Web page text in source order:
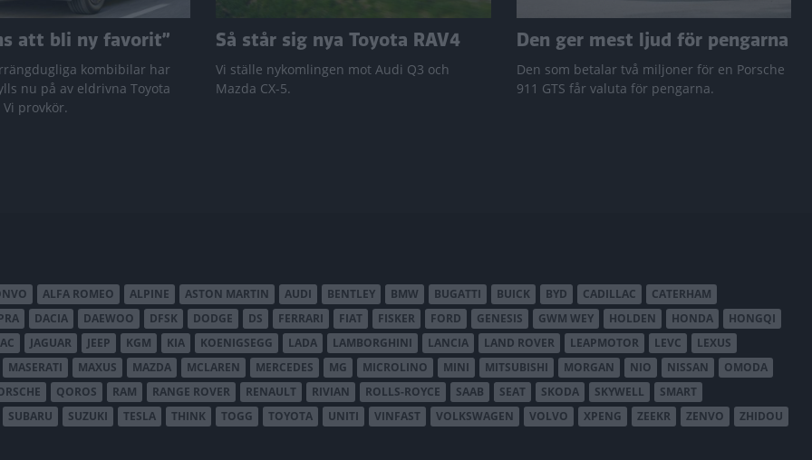
att bli ny favorit”
kombibilar har
nu på av eldrivna Toyota
provkör.
Så står sig nya Toyota RAV4
Vi ställe nykomlingen mot Audi Q3 och
Mazda CX-5.
Den ger mest ljud för pengarna
Den som betalar två miljoner för en Porsche
911 GTS får valuta för pengarna.
ALFA ROMEO ALPINE ASTON MARTIN AUDI BENTLEY BMW BUGATTI BUICK BYD CADILLAC
CATERHAM
DACIA DAEWOO DFSK DODGE DS FERRARI FIAT FISKER FORD GENESIS GWM WEY HOLDEN HONDA
HONGQI
JAGUAR JEEP KGM KIA KOENIGSEGG LADA LAMBORGHINI LANCIA LAND ROVER LEAPMOTOR LEVC
LEXUS
MASERATI MAXUS MAZDA MCLAREN MERCEDES MG MICROLINO MINI MITSUBISHI MORGAN NIO NISSAN
OMODA
QOROS RAM RANGE ROVER RENAULT RIVIAN ROLLS-ROYCE SAAB SEAT SKODA SKYWELL
SMART
SUBARU SUZUKI TESLA THINK TOGG TOYOTA UNITI VINFAST VOLKSWAGEN VOLVO XPENG ZEEKR ZENVO ZHIDOU